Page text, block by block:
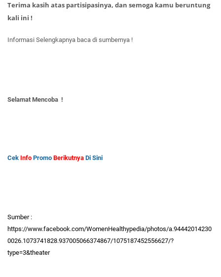
Terima kasih atas partisipasinya, dan semoga kamu beruntung
kali ini !
Informasi Selengkapnya baca di sumbernya !
Selamat Mencoba !
Cek Info Promo Berikutnya Di Sini
Sumber :
https://www.facebook.com/WomenHealthypedia/photos/a.94442014230
0026.1073741828.937005066374867/1075187452556627/?
type=3&theater